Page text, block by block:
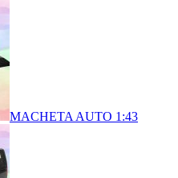
MACHETA AUTO 1:43